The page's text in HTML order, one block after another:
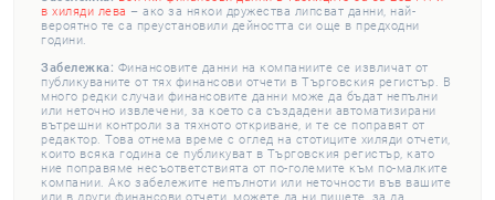
в хиляди лева – ако за някои дружества липсват данни, най-
вероятно те са преустановили дейността си още в предходни
години.
Забележка: Финансовите данни на компаниите се извличат от
публикуваните от тях финансови отчети в Търговския регистър. В
много редки случаи финансовите данни може да бъдат непълни
или неточно извлечени, за което са създадени автоматизирани
вътрешни контроли за тяхното откриване, и те се поправят от
редактор. Това отнема време с оглед на стотиците хиляди отчети,
които всяка година се публикуват в Търговския регистър, като
ние поправяме несъответствията от по-големите към по-малките
компании. Ако забележите непълноти или неточности във вашите